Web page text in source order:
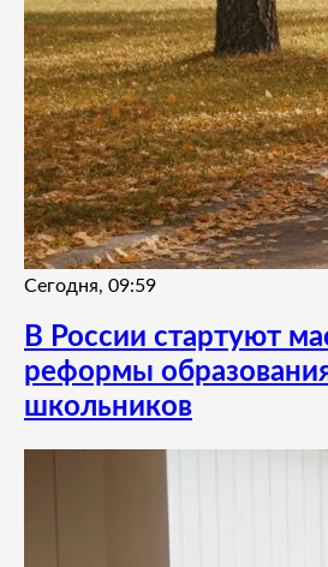
Сегодня, 09:59
В России стартуют
реформы
школьников